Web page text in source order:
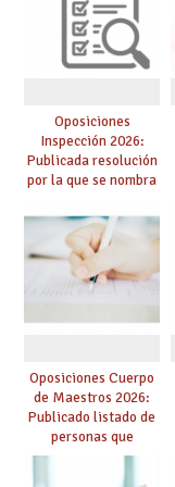
Oposiciones
Inspección 2026:
Publicada resolución
por la que se nombra
prácticas, se regulan
dichas prácticas y se
convoca acto público
de adjudicación
Oposiciones Cuerpo
de Maestros 2026:
Publicado listado de
personas que
adquieren nueva
especialidad